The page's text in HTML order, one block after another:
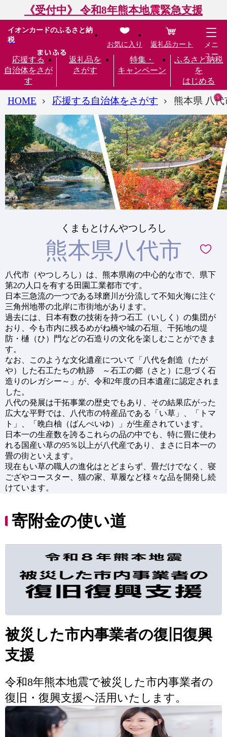
《受付中》 令和8年熊本地震緊急支援
イオンカードのふるさと納
税
応援する
自治体をさが
す
返礼品を
さがす
特集・
キャンペーン
ふるさと納税
を
はじめる
お気に入り 返礼品カート
メニ
ュー
HOME 応援する自治体をさがす 熊本県 八代
くまもとけんやつしろし
熊本県八代市
八代市（やつしろし）は、熊本県南の中心的な市で、県下
第2の人口を有する田園工業都市です。
日本三急流の一つである球磨川が分流して不知火海に注ぐ
三角州地帯の北岸に市街地があります。
過去には、日本有数の技術を持つ石工（いしく）の集団が
おり、今も市内に残るめがね橋や城の石垣、干拓地の堤
防・樋（ひ）門などの石造りの文化を楽しむことができま
す。
なお、このような文化遺産について「八代を創造（たが
や）した石工たちの軌跡 ～石工の郷（さと）に息づく石
造りのレガシー～」が、令和2年度の日本遺産に認定されま
した。
八代の発展は干拓事業の歴史でもあり、その結果広がった
広大な平野では、八代市の特産品である「い草」、「トマ
ト」、「晩白柚（ばんぺいゆ）」が生産されています。
日本一の生産数を誇るこれらの品の中でも、特に畳に使わ
れる国産い草の95％以上が八代産であり、まさに日本一の
畳の街といえます。
現在もい草の職人の進化はとどまらず、畳だけでなく、寝
ござやコースター、猫の家、草履など様々な品を開発し続
けています。
寄附金の使い道
被災した市内事業者の復旧復興
支援
令和8年熊本地震で被災した市内事業者の
復旧・復興支援へ活用いたします。